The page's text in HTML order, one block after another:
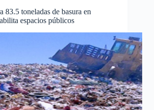
83.5 toneladas de basura en
espacios públicos